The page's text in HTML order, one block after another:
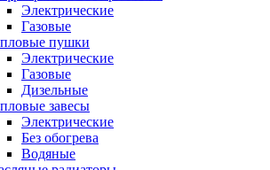
Электрические
Газовые
пушки
Электрические
Газовые
Дизельные
завесы
Электрические
Без обогрева
Водяные